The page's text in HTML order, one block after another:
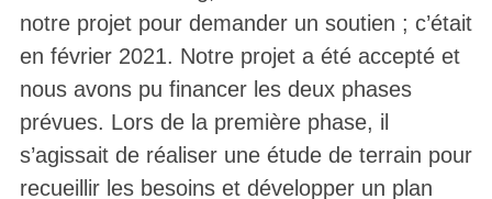
notre projet pour demander un soutien ; c’était
en février 2021. Notre projet a été accepté et
nous avons pu financer les deux phases
prévues. Lors de la première phase, il
s’agissait de réaliser une étude de terrain pour
recueillir les besoins et développer un plan